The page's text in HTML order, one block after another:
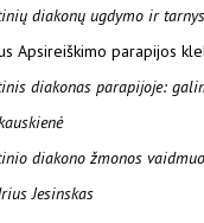
diakonų ugdymo ir
parapijos
diakonas parapijoje:
diakono žmonos
Jesinskas